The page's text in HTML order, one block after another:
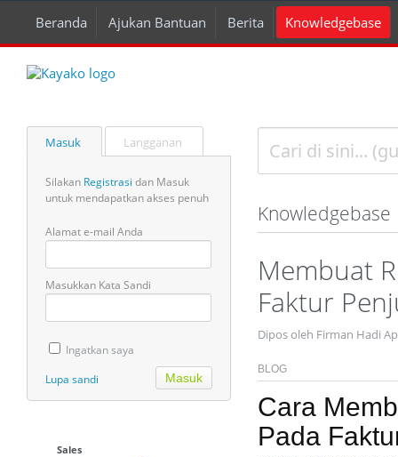
Beranda Ajukan Bantuan Berita Knowledgebase
Masuk Langganan
Silakan Registrasi dan Masuk
untuk mendapatkan akses penuh
Alamat e-mail Anda
Masukkan Kata Sandi
Ingatkan saya
Lupa sandi
Sales
Knowledgebase
Membuat
Faktur
Dipos oleh Firman Hadi
BLOG
Cara
Pada